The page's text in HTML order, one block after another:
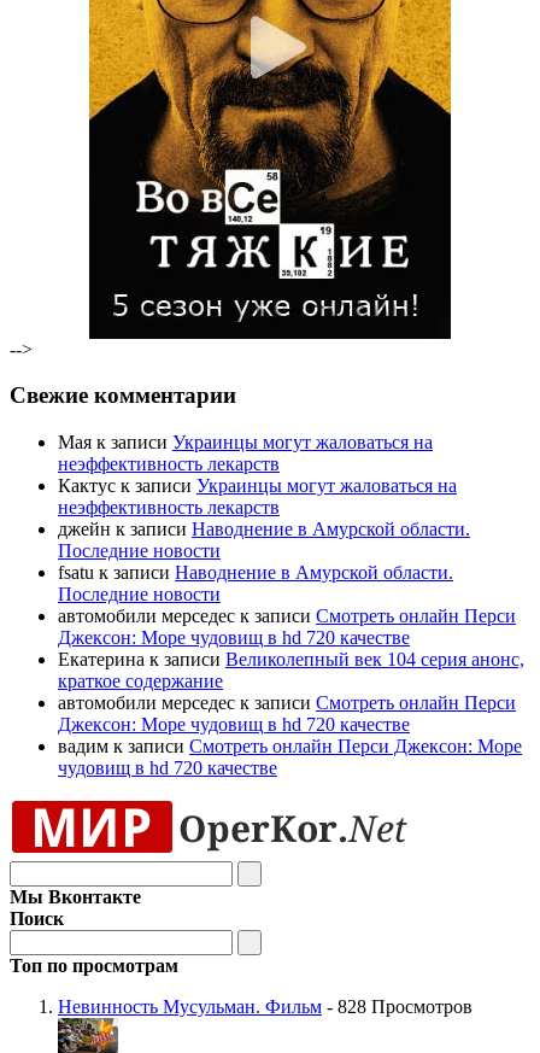
-->
Свежие комментарии
Мая к записи Украинцы могут жаловаться на
неэффективность лекарств
Кактус к записи Украинцы могут жаловаться на
неэффективность лекарств
джейн к записи Наводнение в Амурской области.
Последние новости
fsatu к записи Наводнение в Амурской области.
Последние новости
автомобили мерседес к записи Смотреть онлайн Перси
Джексон: Море чудовищ в hd 720 качестве
Екатерина к записи Великолепный век 104 серия анонс,
краткое содержание
автомобили мерседес к записи Смотреть онлайн Перси
Джексон: Море чудовищ в hd 720 качестве
вадим к записи Смотреть онлайн Перси Джексон: Море
чудовищ в hd 720 качестве
Мы Вконтакте
Поиск
Топ по просмотрам
Невинность Мусульман. Фильм - 828 Просмотров